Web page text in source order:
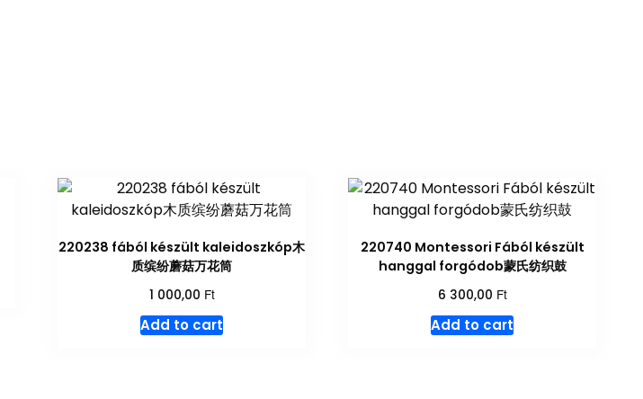
220238 fából készült kaleidoszkóp木
质缤纷蘑菇万花筒
1 000,00 Ft
Add to cart
220740 Montessori Fából készült
hanggal forgódob蒙氏纺织鼓
6 300,00 Ft
Add to cart